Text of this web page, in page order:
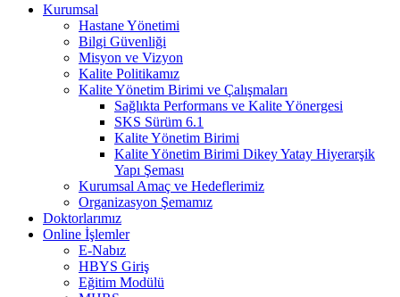
Kurumsal
Hastane Yönetimi
Bilgi Güvenliği
Misyon ve Vizyon
Kalite Politikamız
Kalite Yönetim Birimi ve Çalışmaları
Sağlıkta Performans ve Kalite Yönergesi
SKS Sürüm 6.1
Kalite Yönetim Birimi
Kalite Yönetim Birimi Dikey Yatay Hiyerarşik
Yapı Şeması
Kurumsal Amaç ve Hedeflerimiz
Organizasyon Şemamız
Doktorlarımız
Online İşlemler
E-Nabız
HBYS Giriş
Eğitim Modülü